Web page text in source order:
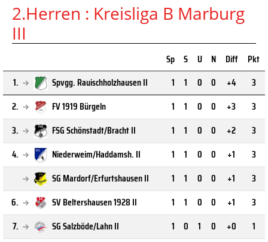
2.Herren : Kreisliga B Marburg
III
Sp S U N Diff
Pkt
1.
Spvgg. Rauischholzhausen II 1 1 0 0 +4
3
2.
FV 1919 Bürgeln 1 1 0 0 +3
3
3.
FSG Schönstadt/Bracht II 1 1 0 0 +2
3
4.
Niederweim/Haddamsh. II 1 1 0 0 +1
3
SG Mardorf/Erfurtshausen II
1 1 0 0 +1
3
6.
SV Beltershausen 1928 II 1 1 0 0 +1
3
7.
SG Salzböde/Lahn II 1 0 1 0 +0
1